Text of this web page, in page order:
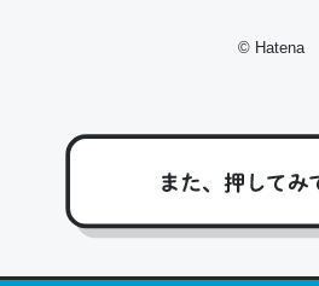
私も3年前ぐらいに祖母の家に設
たいなのでネット環境作ったけど
回線代ほとんどかからないですよ
https://toyoshi.hatenablog.com/
© Hatena